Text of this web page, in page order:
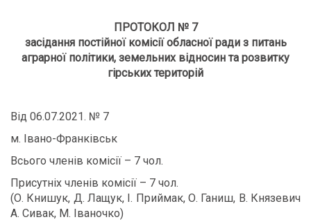
ПРОТОКОЛ № 7
засідання постійної комісії обласної ради з питань
аграрної політики, земельних відносин та розвитку
гірських територій
Від 06.07.2021. № 7
м. Івано-Франківськ
Всього членів комісії – 7 чол.
Присутніх членів комісії – 7 чол.
(О. Книшук, Д. Лащук, І. Приймак, О. Ганиш, В. Князевич
А. Сивак, М. Іваночко)